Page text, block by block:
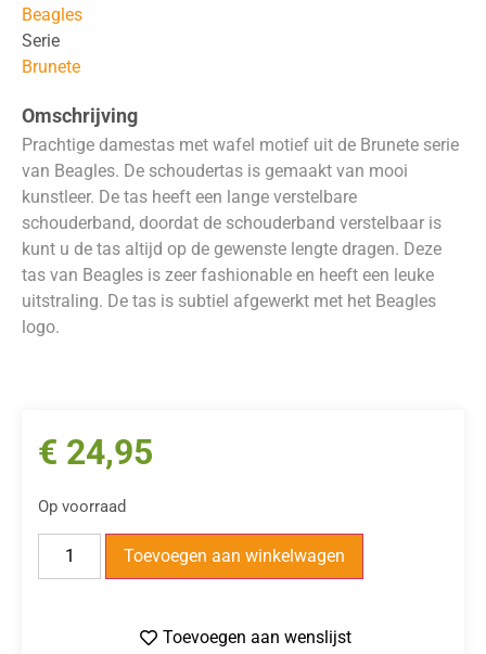
Beagles
Serie
Brunete
Omschrijving
Prachtige damestas met wafel motief uit de Brunete serie
van Beagles. De schoudertas is gemaakt van mooi
kunstleer. De tas heeft een lange verstelbare
schouderband, doordat de schouderband verstelbaar is
kunt u de tas altijd op de gewenste lengte dragen. Deze
tas van Beagles is zeer fashionable en heeft een leuke
uitstraling. De tas is subtiel afgewerkt met het Beagles
logo.
€ 24,95
Op voorraad
Toevoegen aan winkelwagen
Toevoegen aan wenslijst